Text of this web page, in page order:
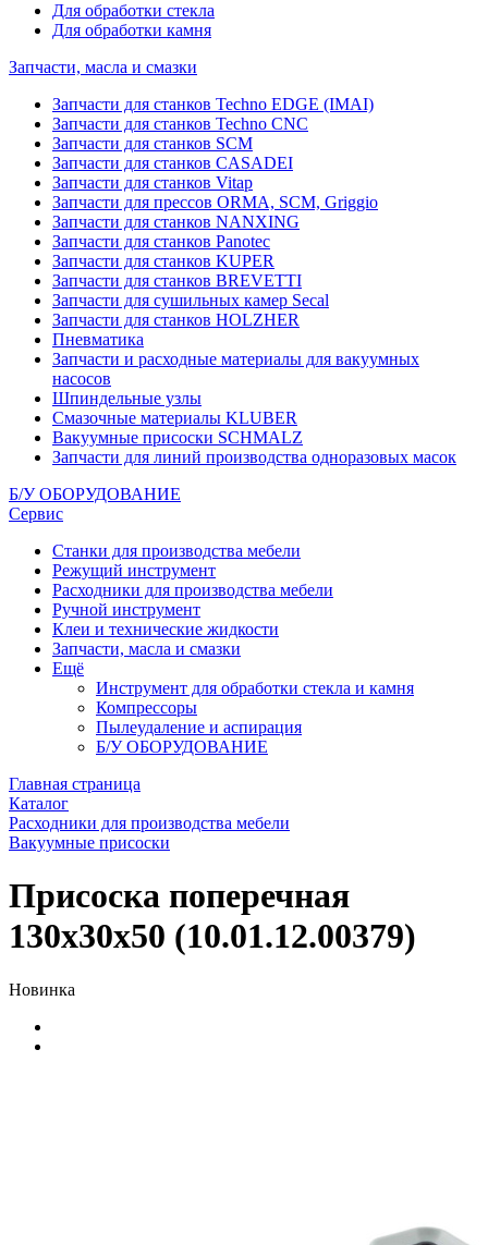
Для обработки стекла
Для обработки камня
Запчасти, масла и смазки
Запчасти для станков Techno EDGE (IMAI)
Запчасти для станков Techno CNC
Запчасти для станков SCM
Запчасти для станков CASADEI
Запчасти для станков Vitap
Запчасти для прессов ORMA, SCM, Griggio
Запчасти для станков NANXING
Запчасти для станков Panotec
Запчасти для станков KUPER
Запчасти для станков BREVETTI
Запчасти для сушильных камер Secal
Запчасти для станков HOLZHER
Пневматика
Запчасти и расходные материалы для вакуумных
насосов
Шпиндельные узлы
Смазочные материалы KLUBER
Вакуумные присоски SCHMALZ
Запчасти для линий производства одноразовых масок
Б/У ОБОРУДОВАНИЕ
Сервис
Станки для производства мебели
Режущий инструмент
Расходники для производства мебели
Ручной инструмент
Клеи и технические жидкости
Запчасти, масла и смазки
Ещё
Инструмент для обработки стекла и камня
Компрессоры
Пылеудаление и аспирация
Б/У ОБОРУДОВАНИЕ
Главная страница
Каталог
Расходники для производства мебели
Вакуумные присоски
Присоска поперечная
130x30x50 (10.01.12.00379)
Новинка